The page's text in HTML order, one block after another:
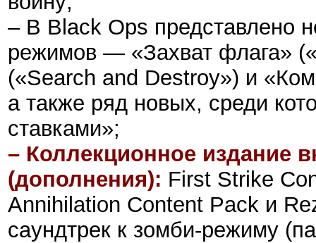
– В Black Ops представлено
режимов — «Захват флага»
(«Search and Destroy») и
а также ряд новых, среди
ставками»;
– Коллекционное издание
(дополнения): First Strike
Annihilation Content Pack и
саундтрек к зомби-режиму